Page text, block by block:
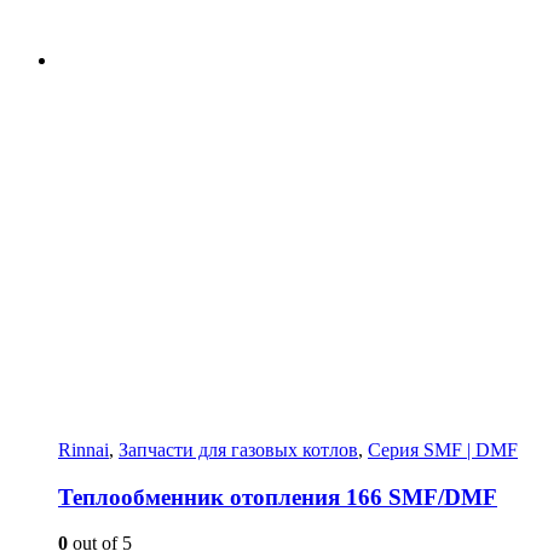
Rinnai, Запчасти для газовых котлов, Серия SMF | DMF
Теплообменник отопления 166 SMF/DMF
0 out of 5